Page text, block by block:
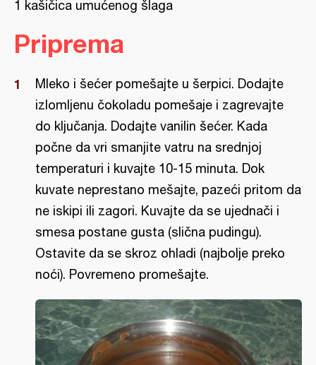
1 kašičica umućenog šlaga
Priprema
Mleko i šećer pomešajte u šerpici. Dodajte
izlomljenu čokoladu pomešaje i zagrevajte
do ključanja. Dodajte vanilin šećer. Kada
počne da vri smanjite vatru na srednjoj
temperaturi i kuvajte 10-15 minuta. Dok
kuvate neprestano mešajte, pazeći pritom da
ne iskipi ili zagori. Kuvajte da se ujednači i
smesa postane gusta (slična pudingu).
Ostavite da se skroz ohladi (najbolje preko
noći). Povremeno promešajte.